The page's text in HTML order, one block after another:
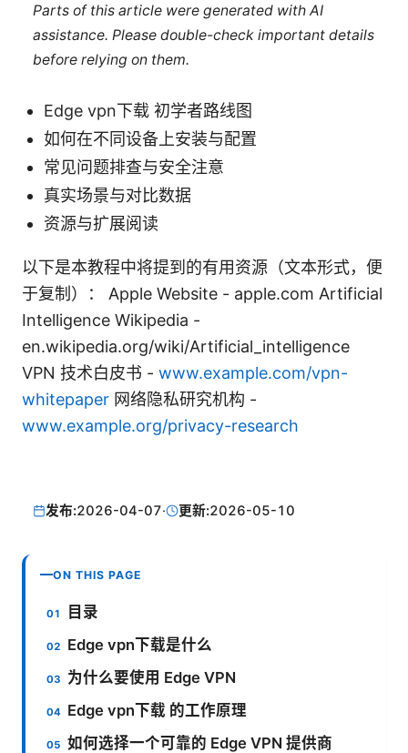
Parts of this article were generated with AI
assistance. Please double-check important details
before relying on them.
Edge vpn下载 初学者路线图
如何在不同设备上安装与配置
常见问题排查与安全注意
真实场景与对比数据
资源与扩展阅读
以下是本教程中将提到的有用资源（文本形式，便
于复制）： Apple Website - apple.com Artificial
Intelligence Wikipedia -
en.wikipedia.org/wiki/Artificial_intelligence
VPN 技术白皮书 - www.example.com/vpn-
whitepaper 网络隐私研究机构 -
www.example.org/privacy-research
发布:2026-04-07· 更新:2026-05-10
ON THIS PAGE
目录
Edge vpn下载是什么
为什么要使用 Edge VPN
Edge vpn下载 的工作原理
如何选择一个可靠的 Edge VPN 提供商